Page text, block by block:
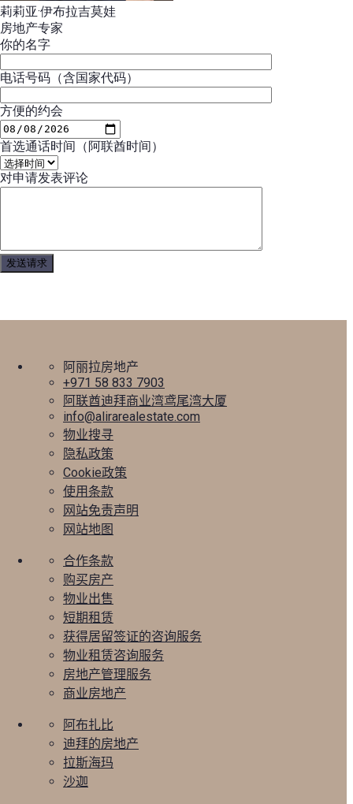
莉莉亚·伊布拉吉莫娃
房地产专家
你的名字
电话号码（含国家代码）
方便的约会
首选通话时间（阿联酋时间）
对申请发表评论
阿丽拉房地产
+971 58 833 7903
阿联酋迪拜商业湾鸢尾湾大厦
info@alirarealestate.com
物业搜寻
隐私政策
Cookie政策
使用条款
网站免责声明
网站地图
合作条款
购买房产
物业出售
短期租赁
获得居留签证的咨询服务
物业租赁咨询服务
房地产管理服务
商业房地产
阿布扎比
迪拜的房地产
拉斯海玛
沙迦